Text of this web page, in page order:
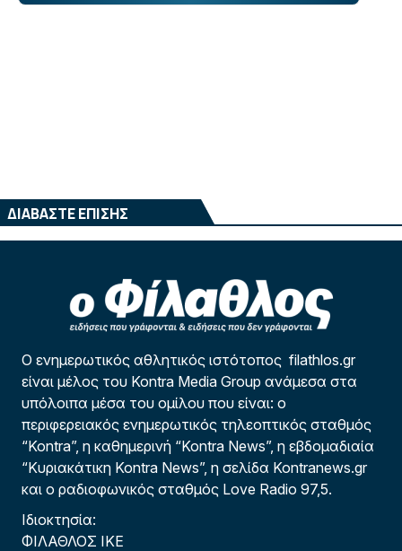
ΔΙΑΒΑΣΤΕ ΕΠΙΣΗΣ
Ο ενημερωτικός αθλητικός ιστότοπος filathlos.gr
είναι μέλος του Kontra Media Group ανάμεσα στα
υπόλοιπα μέσα του ομίλου που είναι: ο
περιφερειακός ενημερωτικός τηλεοπτικός σταθμός
“Kontra”, η καθημερινή “Kontra News”, η εβδομαδιαία
“Κυριακάτικη Kontra News”, η σελίδα Kontranews.gr
και ο ραδιοφωνικός σταθμός Love Radio 97,5.
Ιδιοκτησία:
ΦΙΛΑΘΛΟΣ ΙΚΕ